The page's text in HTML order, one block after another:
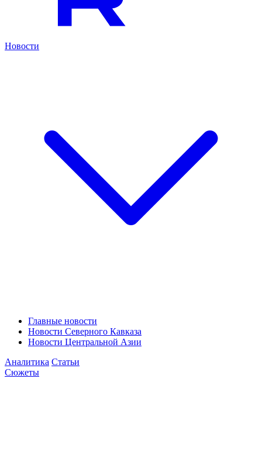
Новости
Главные новости
Новости Северного Кавказа
Новости Центральной Азии
Аналитика Статьи
Сюжеты